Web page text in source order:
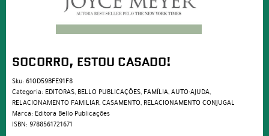
SOCORRO, ESTOU CASADO!
Sku: 610D59BFE91F8
Categoria: EDITORAS, BELLO PUBLICAÇÕES, FAMÍLIA,AUTO-AJUDA,
RELACIONAMENTO FAMILIAR,CASAMENTO, RELACIONAMENTO CONJUGAL
Marca: Editora Bello Publicações
ISBN: 9788561721671